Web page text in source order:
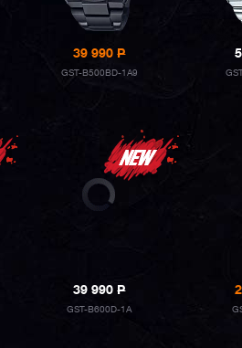
39 990P
GST-B500BD-1A9
39 990P
GST-B600D-1A